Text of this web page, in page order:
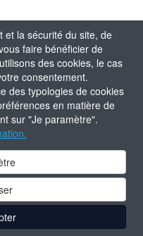
et la sécurité du site, de
faire bénéficier de
des cookies, le cas
consentement.
des typologies de cookies
en matière de
sur "Je paramètre".